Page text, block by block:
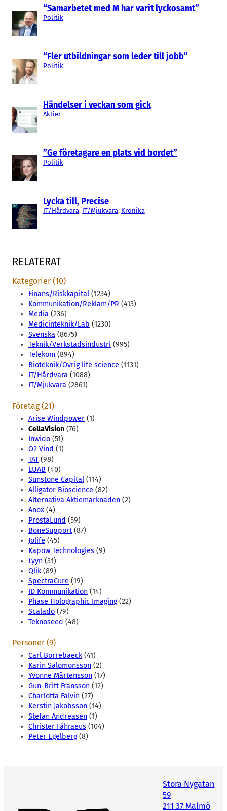
“Samarbetet med M har varit lyckosamt”
Politik
“Fler utbildningar som leder till jobb”
Politik
Händelser i veckan som gick
Aktier
”Ge företagare en plats vid bordet”
Politik
Lycka till, Precise
IT/Hårdvara, IT/Mjukvara, Krönika
RELATERAT
Kategorier (10)
Finans/Riskkapital (1234)
Kommunikation/Reklam/PR (413)
Media (236)
Medicinteknik/Lab (1230)
Svenska (8675)
Teknik/Verkstadsindustri (995)
Telekom (894)
Bioteknik/Övrig life science (1131)
IT/Hårdvara (1088)
IT/Mjukvara (2861)
Företag (21)
Arise Windpower (1)
CellaVision (76)
Inwido (51)
O2 Vind (1)
TAT(98)
LUAB (40)
Sunstone Capital (114)
Alligator Bioscience (82)
Alternativa Aktiemarknaden (2)
Anox (4)
ProstaLund (59)
BoneSupport (87)
Jolife (45)
Kapow Technologies (9)
Lyyn (31)
Qlik(89)
SpectraCure (19)
ID Kommunikation (14)
Phase Holographic Imaging(22)
Scalado (79)
Teknoseed (48)
Personer (9)
Carl Borrebaeck(41)
Karin Salomonsson (2)
Yvonne Mårtensson (17)
Gun-Britt Fransson (12)
Charlotta Falvin (27)
Kerstin Jakobsson (14)
Stefan Andreasen (1)
Christer Fåhraeus (104)
Peter Egelberg(8)
Stora Nygatan
59
211 37 Malmö